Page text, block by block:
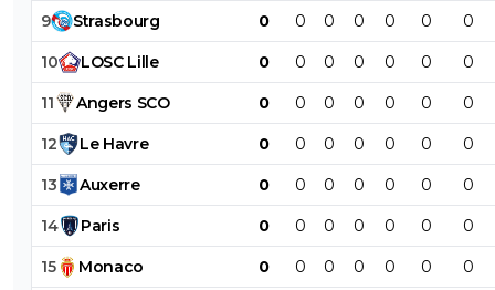
9 Strasbourg 0 0 0 0 0 0 0
10 LOSC Lille 0 0 0 0 0 0 0
11 Angers SCO 0 0 0 0 0 0 0
12 Le Havre 0 0 0 0 0 0 0
13 Auxerre 0 0 0 0 0 0 0
14 Paris 0 0 0 0 0 0 0
15 Monaco 0 0 0 0 0 0 0